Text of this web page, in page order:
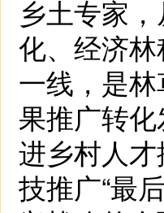
乡土专家
化、经济
一线，是
果推广转
进乡村人
技推广“最